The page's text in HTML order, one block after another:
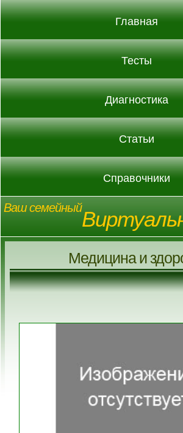
Главная
Тесты
Диагностика
Статьи
Справочники
Ваш семейный
Медицина и